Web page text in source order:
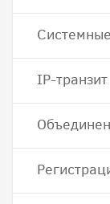
IP-транзит